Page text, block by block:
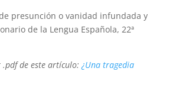
presunción o vanidad infundada y
de la Lengua Española, 22ª
.pdf de este artículo: ¿Una tragedia